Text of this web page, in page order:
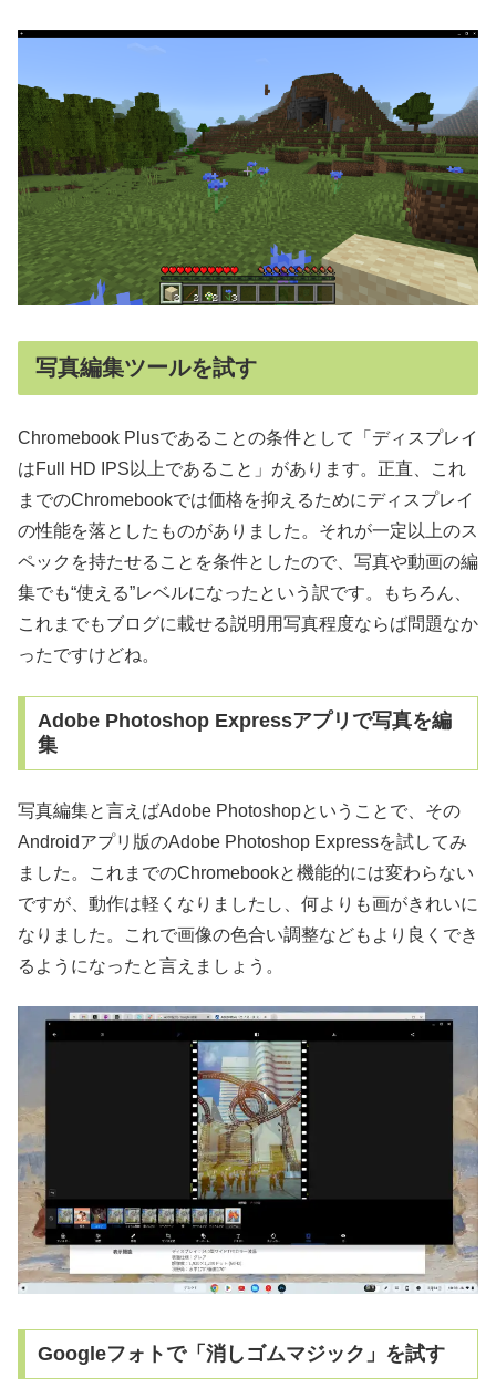
写真編集ツールを試す
Chromebook Plusであることの条件として「ディスプレイ
はFull HD IPS以上であること」があります。正直、これ
までのChromebookでは価格を抑えるためにディスプレイ
の性能を落としたものがありました。それが一定以上のス
ペックを持たせることを条件としたので、写真や動画の編
集でも“使える”レベルになったという訳です。もちろん、
これまでもブログに載せる説明用写真程度ならば問題なか
ったですけどね。
Adobe Photoshop Expressアプリで写真を編
集
写真編集と言えばAdobe Photoshopということで、その
Androidアプリ版のAdobe Photoshop Expressを試してみ
ました。これまでのChromebookと機能的には変わらない
ですが、動作は軽くなりましたし、何よりも画がきれいに
なりました。これで画像の色合い調整などもより良くでき
るようになったと言えましょう。
Googleフォトで「消しゴムマジック」を試す